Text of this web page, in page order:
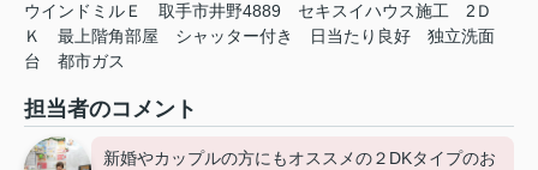
ウインドミルＥ 取手市井野4889 セキスイハウス施工
2Ｄ
Ｋ
最上階角部屋 シャッター付き 日当たり良好
独立洗面
台
都市ガス
担当者のコメント
新婚やカップルの方にもオススメの２DKタイプのお